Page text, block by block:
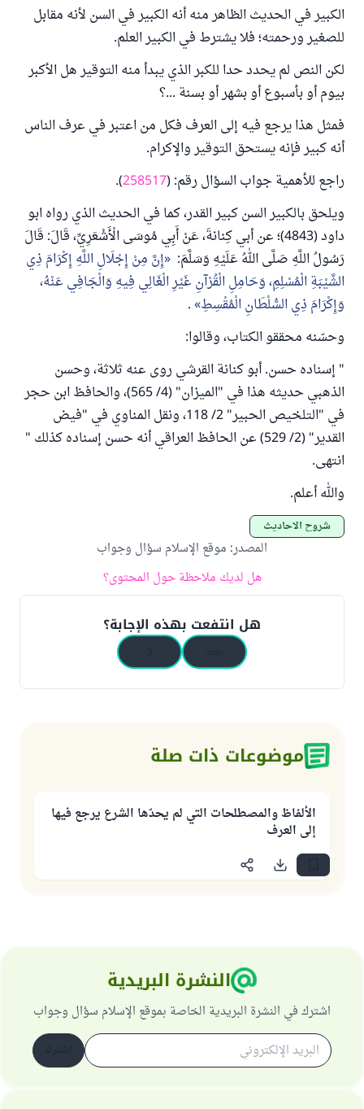
الكبير في الحديث الظاهر منه أنه الكبير في السن لأنه مقابل
للصغير ورحمته؛ فلا يشترط في الكبير العلم.
لكن النص لم يحدد حدا للكبر الذي يبدأ منه التوقير هل الأكبر
بيوم أو بأسبوع أو بشهر أو بسنة ...؟
فمثل هذا يرجع فيه إلى العرف فكل من اعتبر في عرف الناس
أنه كبير فإنه يستحق التوقير والإكرام.
راجع للأهمية جواب السؤال رقم: (258517
).
ويلحق بالكبير السن كبير القدر، كما في الحديث الذي رواه ابو
داود (4843)؛ عن أبي كِنانةَ، عَنْ أَبِي مُوسَى الْأَشْعَرِيِّ، قَالَ: قَالَ
رَسُولُ اللَّهِ صَلَّى اللهُ عَلَيْهِ وَسَلَّمَ: إِنَّ مِنْ إِجْلَالِ اللَّهِ إِكْرَامَ ذِي
الشَّيْبَةِ الْمُسْلِمِ، وَحَامِلِ الْقُرْآنِ غَيْرِ الْغَالِي فِيهِ وَالْجَافِي عَنْهُ،
وَإِكْرَامَ ذِي السُّلْطَانِ الْمُقْسِطِ .
وحسّنه محققو الكتاب، وقالوا:
" إسناده حسن. أبو كنانة القرشي روى عنه ثلاثة، وحسن
الذهبي حديثه هذا في "الميزان" (4/ 565)، والحافظ ابن حجر
في "التلخيص الحبير" 2/ 118، ونقل المناوي في "فيض
القدير" (2/ 529) عن الحافظ العراقي أنه حسن إسناده كذلك "
انتهى.
والله أعلم.
شروح الأحاديث
المصدر: موقع الإسلام سؤال وجواب
هل لديك ملاحظة حول المحتوى؟
هل انتفعت بهذه الإجابة؟
موضوعات ذات صلة
الألفاظ والمصطلحات التي لم يحدّها الشرع يرجع فيها
إلى العرف
النشرة البريدية
اشترك في النشرة البريدية الخاصة بموقع الإسلام سؤال وجواب